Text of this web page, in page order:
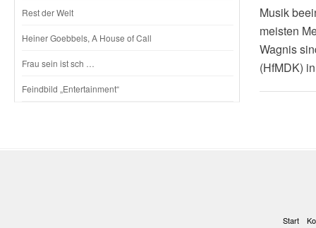
Rest der Welt
Heiner Goebbels, A House of Call
Frau sein ist sch …
Feindbild „Entertainment“
Musik
meisten
Wagnis
(HfMDK)
Start